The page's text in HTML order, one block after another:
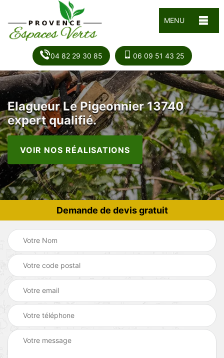
MENU
04 82 29 30 85 06 09 51 43 25
Elagueur Le Pigeonnier 13740
expert qualifié.
VOIR NOS RÉALISATIONS
Demande de devis gratuit